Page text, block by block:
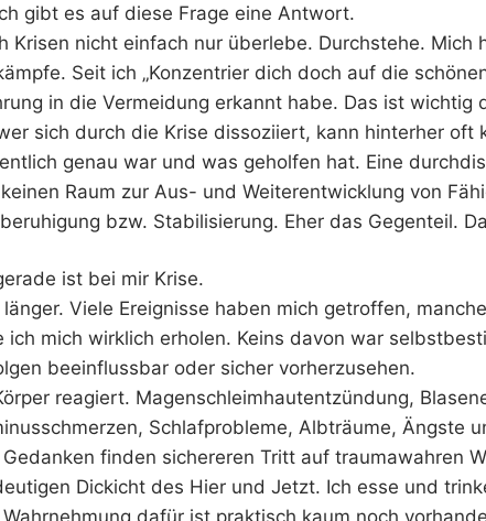
gibt es auf diese Frage eine Antwort.
Krisen nicht einfach nur überlebe. Durchstehe. Mich
Seit ich „Konzentrier dich doch auf die
in die Vermeidung erkannt habe. Das ist wichtig
sich durch die Krise dissoziiert, kann hinterher oft
genau war und was geholfen hat. Eine
Raum zur Aus- und Weiterentwicklung von
bzw. Stabilisierung. Eher das Gegenteil.
ist bei mir Krise.
länger. Viele Ereignisse haben mich getroffen,
ich mich wirklich erholen. Keins davon war
beeinflussbar oder sicher vorherzusehen.
reagiert. Magenschleimhautentzündung,
Schlafprobleme, Albträume, Ängste
finden sichereren Tritt auf traumawahren
Dickicht des Hier und Jetzt. Ich esse und